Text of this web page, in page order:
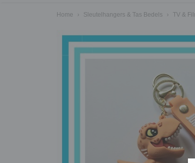
Home › Sleutelhangers & Tas Bedels › TV &